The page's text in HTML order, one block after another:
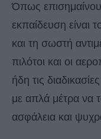
Όπως
εκπαίδευση είναι
και τη σωστή
πιλότοι και οι
ήδη τις
με απλά μέτρα να
ασφάλεια και